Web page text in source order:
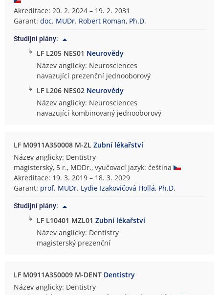
Akreditace: 20. 2. 2024 – 19. 2. 2031
Garant:doc. MUDr. Robert Roman, Ph.D.
Studijní plány:
↳ LF L205 NES01 Neurovědy
Název anglicky: Neurosciences
navazující prezenční jednooborový
↳ LF L206 NES02 Neurovědy
Název anglicky: Neurosciences
navazující kombinovaný jednooborový
LF M0911A350008 M-ZLZubní lékařství
Název anglicky: Dentistry
magisterský, 5 r., MDDr., vyučovací jazyk: čeština
Akreditace: 19. 3. 2019 – 18. 3. 2029
Garant: prof. MUDr. Lydie Izakovičová Hollá, Ph.D.
Studijní plány:
↳ LF L10401 MZL01Zubní lékařství
Název anglicky: Dentistry
magisterský prezenční
LF M0911A350009 M-DENT Dentistry
Název anglicky: Dentistry